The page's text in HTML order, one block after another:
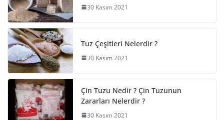
30 Kasım 2021
Tuz Çeşitleri Nelerdir ?
30 Kasım 2021
Çin Tuzu Nedir ? Çin Tuzunun
Zararları Nelerdir ?
30 Kasım 2021